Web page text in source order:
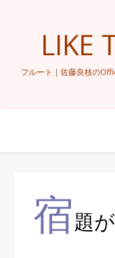
LIKE
フルート｜佐藤良枝の
宿題